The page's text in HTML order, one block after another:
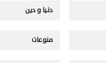
دنيا و دين
منوعات